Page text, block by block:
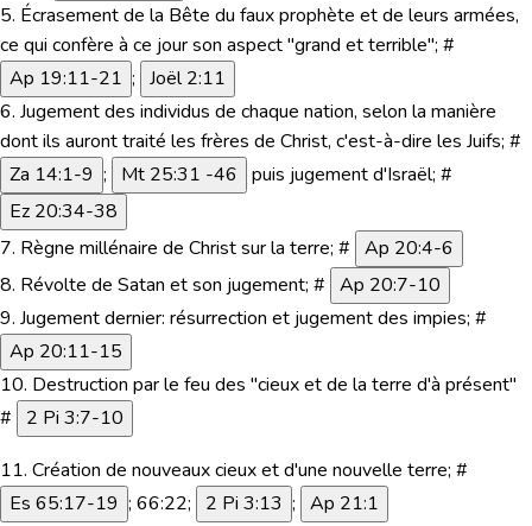
5. Écrasement de la Bête du faux prophète et de leurs armées,
ce qui confère à ce jour son aspect "grand et terrible"; #
Ap 19:11-21 ; Joël 2:11
6. Jugement des individus de chaque nation, selon la manière
dont ils auront traité les frères de Christ, c'est-à-dire les Juifs; #
Za 14:1-9 ; Mt 25:31 -46 puis jugement d'Israël; #
Ez 20:34-38
7. Règne millénaire de Christ sur la terre; # Ap 20:4-6
8. Révolte de Satan et son jugement; # Ap 20:7-10
9. Jugement dernier: résurrection et jugement des impies; #
Ap 20:11-15
10. Destruction par le feu des "cieux et de la terre d'à présent"
#
2 Pi 3:7-10
11. Création de nouveaux cieux et d'une nouvelle terre; #
Es 65:17-19 ; 66:22; 2 Pi 3:13 ; Ap 21:1